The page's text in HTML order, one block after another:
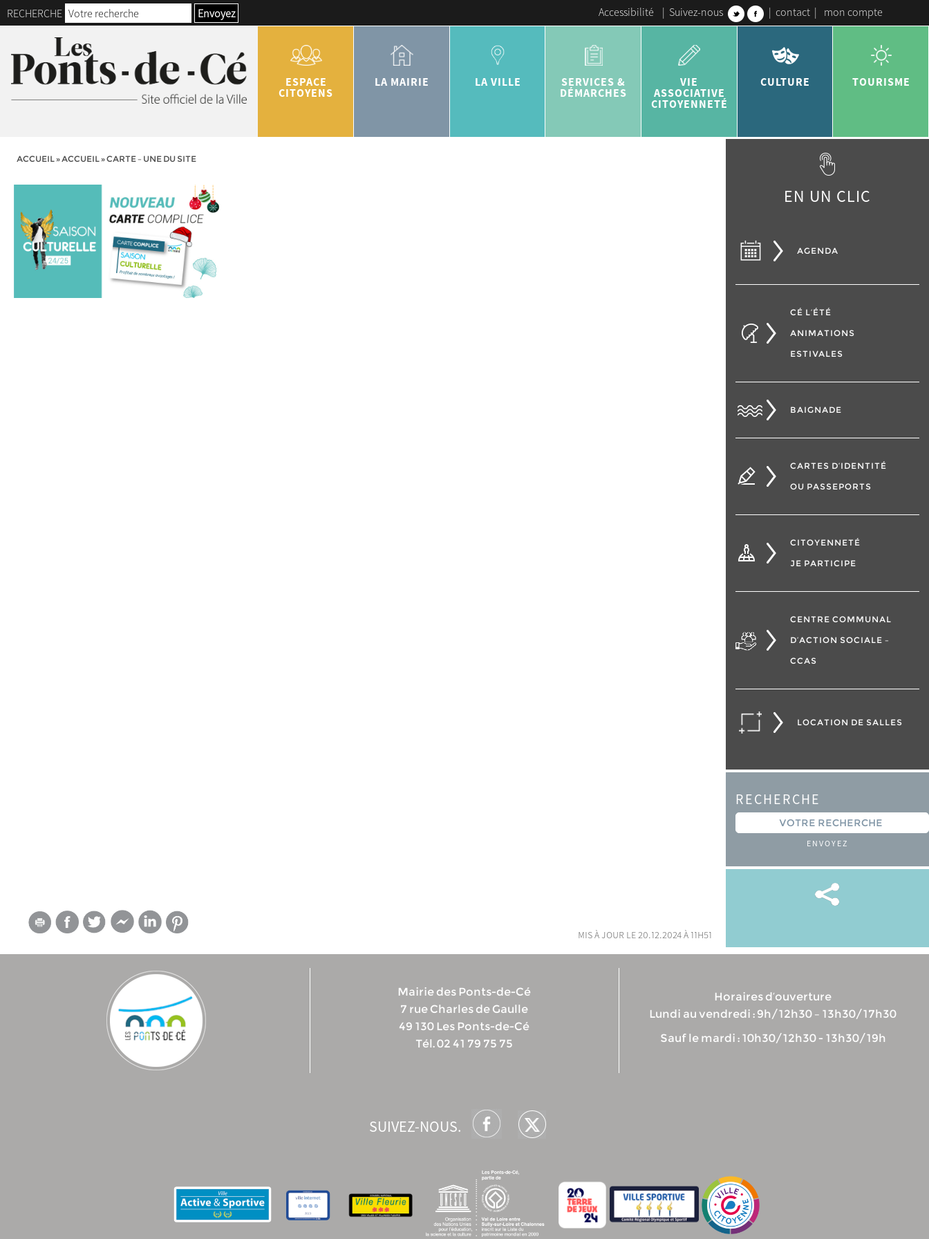
RECHERCHE Envoyez Accessibilité | Suivez-nous | contact | mon compte
ESPACE
CITOYENS
LA MAIRIE LA VILLE
SERVICES &
DÉMARCHES
VIE
ASSOCIATIVE
CITOYENNETÉ
CULTURE TOURISME
ACCUEIL»ACCUEIL»CARTE – UNE DU SITE
mis à jour le 20.12.2024 à 11h51
EN UN CLIC
AGENDA
CÉ L’ÉTÉ
ANIMATIONS
ESTIVALES
BAIGNADE
CARTES D’IDENTITÉ
OU PASSEPORTS
CITOYENNETÉ
JE PARTICIPE
CENTRE COMMUNAL
D’ACTION SOCIALE –
CCAS
LOCATION DE SALLES
RECHERCHE
ENVOYEZ
Mairie des Ponts-de-Cé
7 rue Charles de Gaulle
49 130 Les Ponts-de-Cé
Tél. 02 41 79 75 75
Horaires d’ouverture
Lundi au vendredi : 9h/12h30 – 13h30/17h30
Sauf le mardi : 10h30/12h30 - 13h30/19h
SUIVEZ-NOUS.